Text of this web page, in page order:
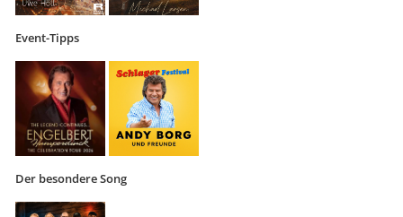
Event-Tipps
Der besondere Song